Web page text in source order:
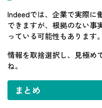
Indeedでは、企業で実際に
できますが、根拠のない事
っている可能性もあります。
情報を取捨選択し、見極め
ね。
まとめ